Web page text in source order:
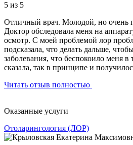
5 из 5
Отличный врач. Молодой, но очень
Доктор обследовала меня на
осмотр. С моей проблемой лор
подсказала, что делать дальше,
заболевания, что беспокоило меня в
сказала, так в принципе и
Читать отзыв полностью
Оказанные услуги
Отоларингология (ЛОР)